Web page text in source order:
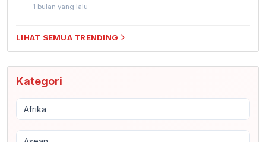
1 bulan yang lalu
LIHAT SEMUA TRENDING
Kategori
Afrika